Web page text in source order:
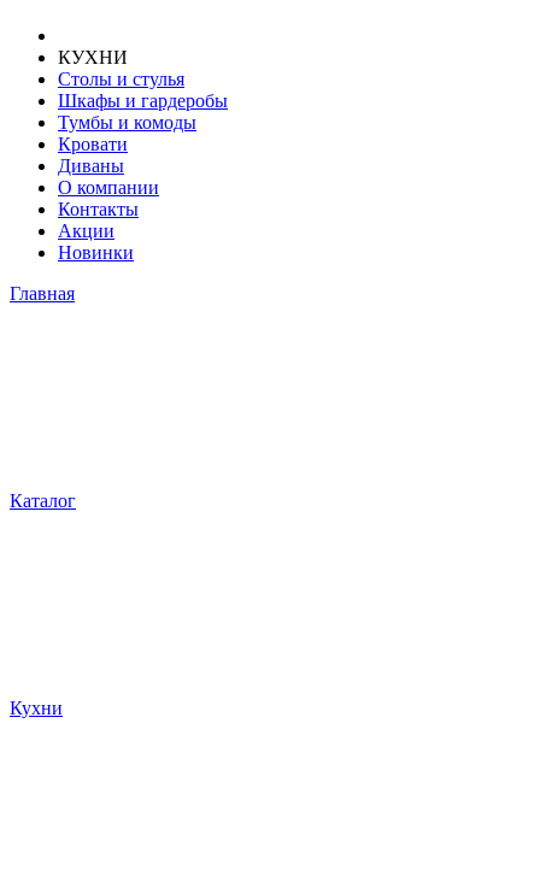
КУХНИ
Столы и стулья
Шкафы и гардеробы
Тумбы и комоды
Кровати
Диваны
О компании
Контакты
Акции
Новинки
Главная
Каталог
Кухни